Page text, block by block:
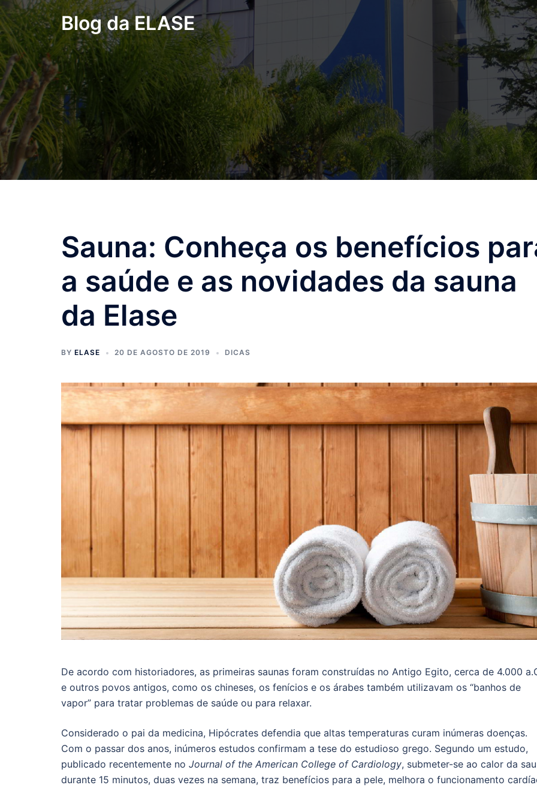
Pular
para
o
conteúdo
Blog da ELASE
Sauna: Conheça os benefícios
a saúde e as novidades da sauna
da Elase
BY ELASE 20 DE AGOSTO DE 2019 DICAS
De acordo com historiadores, as primeiras saunas foram construídas no Antigo Egito, cerca de 4.000
e outros povos antigos, como os chineses, os fenícios e os árabes também utilizavam os “banhos de
vapor” para tratar problemas de saúde ou para relaxar.
Considerado o pai da medicina, Hipócrates defendia que altas temperaturas curam inúmeras doenças.
Com o passar dos anos, inúmeros estudos confirmam a tese do estudioso grego. Segundo um estudo,
publicado recentemente no Journal of the American College of Cardiology, submeter-se ao calor da
durante 15 minutos, duas vezes na semana, traz benefícios para a pele, melhora o funcionamento